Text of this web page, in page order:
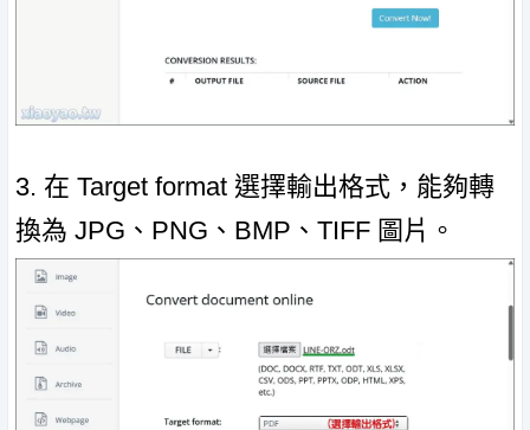
3. 在 Target format 選擇輸出格式，能夠轉
換為 JPG、PNG、BMP、TIFF 圖片。